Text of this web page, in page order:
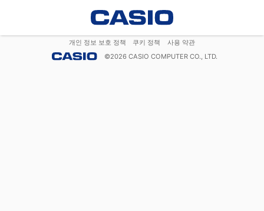
개인 정보 보호 정책 쿠키 정책
사용 약관
©2026 CASIO COMPUTER CO., LTD.